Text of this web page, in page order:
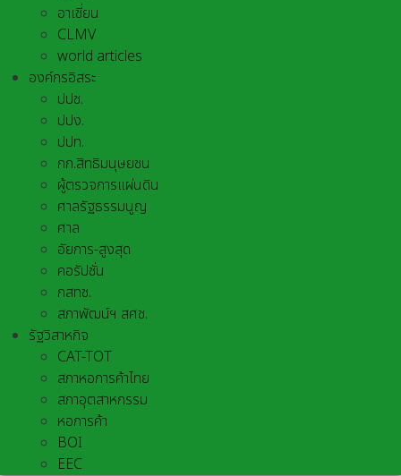
อาเชี่ยน
CLMV
world articles
องค์กรอิสระ
ปปช.
ปปง.
ปปท.
กก.สิทธิมนุษยชน
ผู้ตรวจการแผ่นดิน
ศาลรัฐธรรมนูญ
ศาล
อัยการ-สูงสุด
คอรัปชั่น
กสทช.
สภาพัฒน์ฯ สศช.
รัฐวิสาหกิจ
CAT-TOT
สภาหอการค้าไทย
สภาอุตสาหกรรม
หอการค้า
BOI
EEC